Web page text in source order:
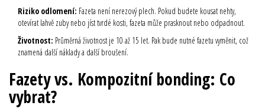
Riziko odlomení: Fazeta není nerezový plech. Pokud budete kousat nehty,
otevírat lahvě zuby nebo jíst tvrdé kosti, fazeta může prasknout nebo odpadnout.
Životnost: Průměrná životnost je 10 až 15 let. Pak bude nutné fazetu vyměnit, což
znamená další náklady a další broušení.
Fazety vs. Kompozitní bonding: Co
vybrat?